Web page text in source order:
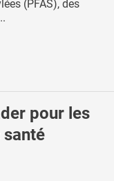
(PFAS), des
pour les